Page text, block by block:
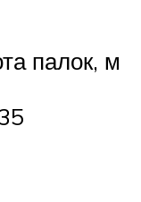
палок, м